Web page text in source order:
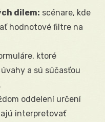
dilem: scénare, kde
hodnotové filtre na
ktoré
a sú súčasťou
oddelení určení
interpretovať